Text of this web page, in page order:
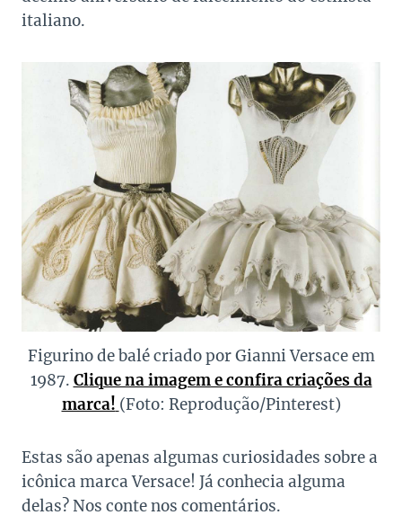
italiano.
Figurino de balé criado por Gianni Versace em
1987. Clique na imagem e confira criações da
marca! (Foto: Reprodução/Pinterest)
Estas são apenas algumas curiosidades sobre a
icônica marca Versace! Já conhecia alguma
delas? Nos conte nos comentários.